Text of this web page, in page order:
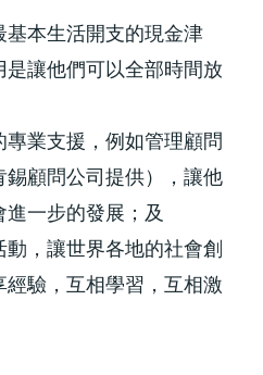
基本生活開支的現金津
是讓他們可以全部時間放
業支援，例如管理顧問
錫顧問公司提供），讓他
一步的發展；及
，讓世界各地的社會創
驗，互相學習，互相激